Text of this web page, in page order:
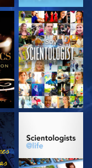
VE
EXPLORA LAS